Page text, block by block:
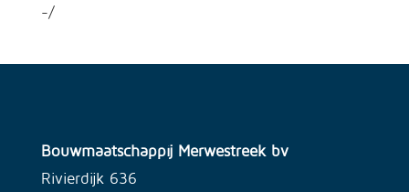
-/
Bouwmaatschappij Merwestreek bv
Rivierdijk 636